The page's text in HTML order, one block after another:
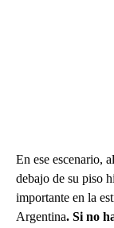
En ese escenario,
debajo de su piso
importante en la
Argentina. Si no